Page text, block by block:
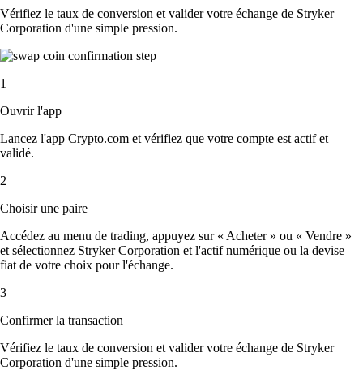
Vérifiez le taux de conversion et valider votre échange de Stryker
Corporation d'une simple pression.
1
Ouvrir l'app
Lancez l'app Crypto.com et vérifiez que votre compte est actif et
validé.
2
Choisir une paire
Accédez au menu de trading, appuyez sur « Acheter » ou « Vendre »
et sélectionnez Stryker Corporation et l'actif numérique ou la devise
fiat de votre choix pour l'échange.
3
Confirmer la transaction
Vérifiez le taux de conversion et valider votre échange de Stryker
Corporation d'une simple pression.